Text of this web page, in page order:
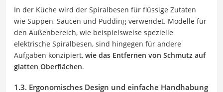
In der Küche wird der Spiralbesen für flüssige Zutaten
wie Suppen, Saucen und Pudding verwendet. Modelle für
den Außenbereich, wie beispielsweise spezielle
elektrische Spiralbesen, sind hingegen für andere
Aufgaben konzipiert, wie das Entfernen von Schmutz auf
glatten Oberflächen.
1.3. Ergonomisches Design und einfache Handhabung